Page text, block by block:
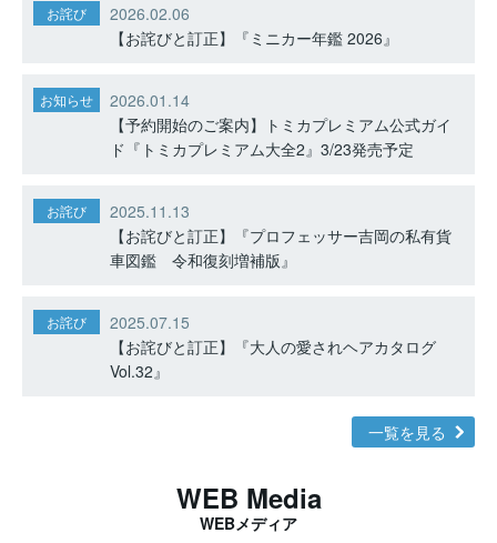
お詫び
2026.02.06
【お詫びと訂正】『ミニカー年鑑 2026』
お知らせ
2026.01.14
【予約開始のご案内】トミカプレミアム公式ガイ
ド『トミカプレミアム大全2』3/23発売予定
お詫び
2025.11.13
【お詫びと訂正】『プロフェッサー吉岡の私有貨
車図鑑 令和復刻増補版』
お詫び
2025.07.15
【お詫びと訂正】『大人の愛されヘアカタログ
Vol.32』
一覧を見る
WEB Media
WEBメディア